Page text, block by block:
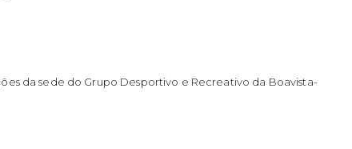
da sede do Grupo Desportivo e Recreativo da Boavista-